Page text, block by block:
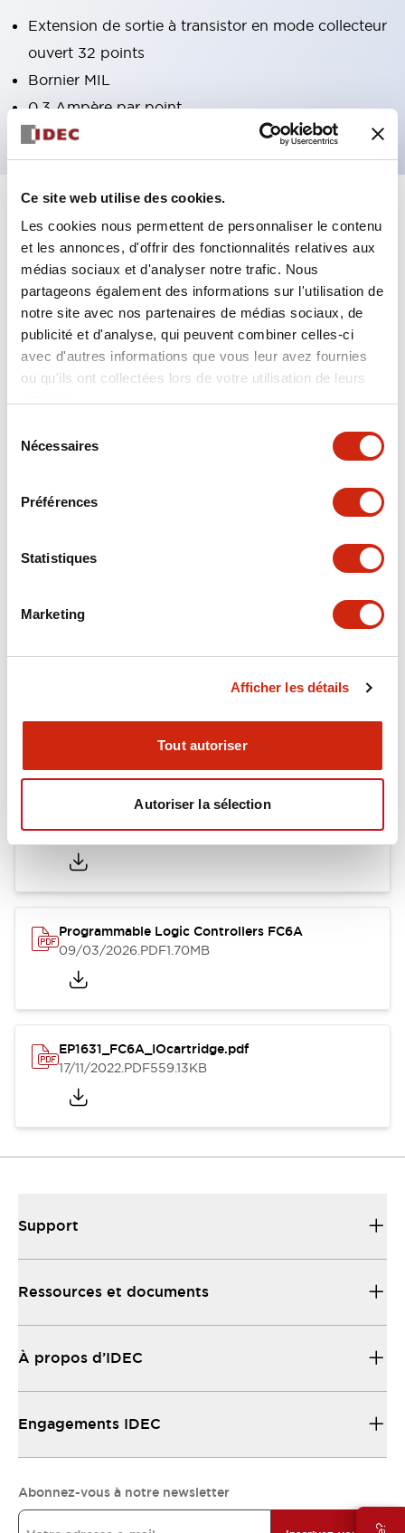
Ce site web utilise des cookies.
Les cookies nous permettent de personnaliser le contenu
et les annonces, d'offrir des fonctionnalités relatives aux
médias sociaux et d'analyser notre trafic. Nous
partageons également des informations sur l'utilisation de
notre site avec nos partenaires de médias sociaux, de
publicité et d'analyse, qui peuvent combiner celles-ci
avec d'autres informations que vous leur avez fournies
ou qu'ils ont collectées lors de votre utilisation de leurs
Nécessaires
Préférences
Statistiques
Marketing
Afficher les détails
Tout autoriser
Autoriser la sélection
Extension de sortie à transistor en mode collecteur
ouvert 32 points
Bornier MIL
0,3 Ampère par point
Spécifications Tout développer +
Certification Specifications
Environmental Specifications
Hardware Specifications
Mechanical Specifications
Performance Specifications
Shipping, Transportation and Warranty
Other Specifications
Catalogues Et Brochures Fiche Technique
EP1623_FC6A.pdf
17/11/2022.PDF2.55MB
Programmable Logic Controllers FC6A
09/03/2026.PDF1.70MB
EP1631_FC6A_IOcartridge.pdf
17/11/2022.PDF559.13KB
Support
Ressources et documents
À propos d’IDEC
Engagements IDEC
Abonnez-vous à notre newsletter